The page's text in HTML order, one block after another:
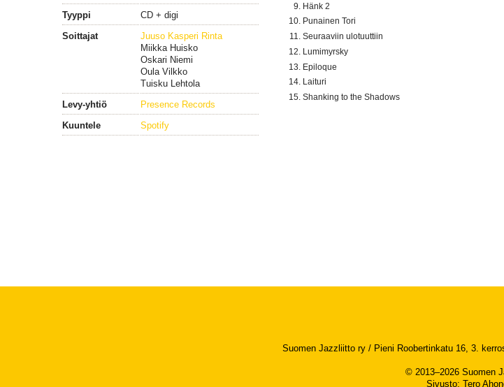
Tyyppi
CD + digi
Soittajat
Juuso Kasperi Rinta
Miikka Huisko
Oskari Niemi
Oula Vilkko
Tuisku Lehtola
Levy-yhtiö
Presence Records
Kuuntele
Spotify
Hänk 2
Punainen Tori
Seuraaviin ulotuuttiin
Lumimyrsky
Epiloque
Laituri
Shanking to the Shadows
Suomen Jazzliitto ry / Pieni Roobertinkatu 16, 3.
© 2013–2026 Suomen
Sivusto: Tero